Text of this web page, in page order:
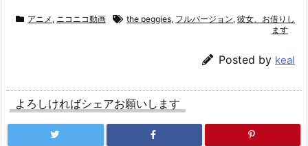
アニメ , ニコニコ動画 the peggies, フルバージョン, 彼女、お借りし
ます
Posted by keal
よろしければシェアお願いします